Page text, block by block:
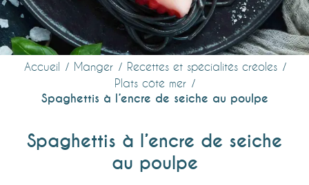
Accueil Manger
Recettes et spécialités créoles
Plats côté mer
Spaghettis à l’encre de seiche au poulpe
Spaghettis à l’encre de seiche
au poulpe